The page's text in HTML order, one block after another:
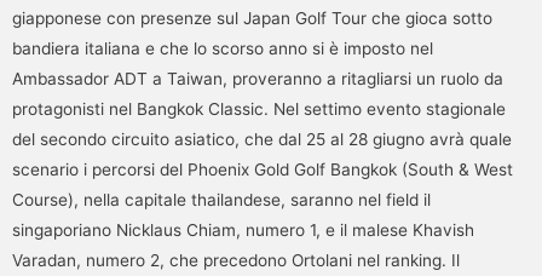
giapponese con presenze sul Japan Golf Tour che gioca sotto
bandiera italiana e che lo scorso anno si è imposto nel
Ambassador ADT a Taiwan, proveranno a ritagliarsi un ruolo da
protagonisti nel Bangkok Classic. Nel settimo evento stagionale
del secondo circuito asiatico, che dal 25 al 28 giugno avrà quale
scenario i percorsi del Phoenix Gold Golf Bangkok (South & West
Course), nella capitale thailandese, saranno nel field il
singaporiano Nicklaus Chiam, numero 1, e il malese Khavish
Varadan, numero 2, che precedono Ortolani nel ranking. Il